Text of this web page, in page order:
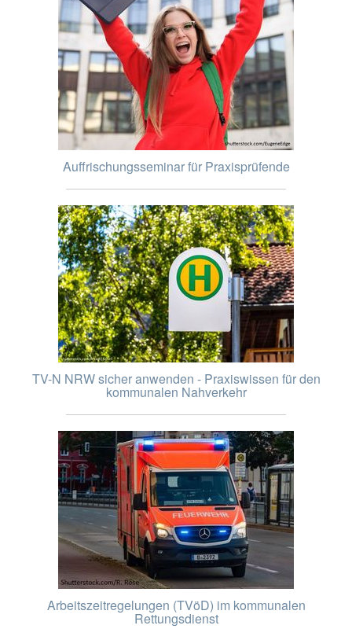
Auffrischungsseminar für Praxisprüfende
TV-N NRW sicher anwenden - Praxiswissen für den
kommunalen Nahverkehr
Arbeitszeitregelungen (TVöD) im kommunalen
Rettungsdienst